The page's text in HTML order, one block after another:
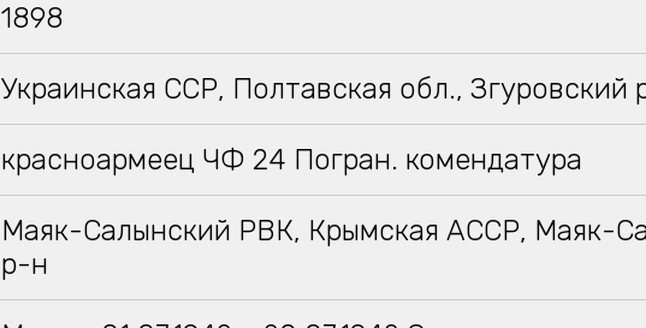
1898
Украинская ССР, Полтавская обл., Згуровский
красноармеец ЧФ 24 Погран. комендатура
Маяк-Салынский РВК, Крымская АССР, Маяк-
р-н